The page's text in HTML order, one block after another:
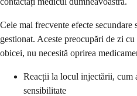
Cele mai frecvente efecte secundare
gestionat. Aceste preocupări de zi
obicei, nu necesită oprirea
Reacții la locul injectării, cum
sensibilitate